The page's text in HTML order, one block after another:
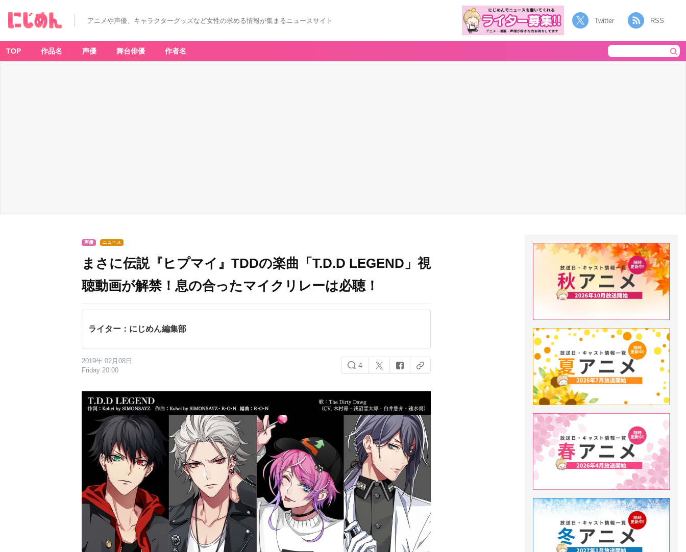
アニメや声優、キャラクターグッズなど女性の求める情報が集まるニュースサイト Twitter RSS
TOP 作品名 声優 舞台俳優 作者名
声優 ニュース
まさに伝説『ヒプマイ』TDDの楽曲「T.D.D LEGEND」視
聴動画が解禁！息の合ったマイクリレーは必聴！
ライター：にじめん編集部
2019年 02月08日
Friday 20:00
4